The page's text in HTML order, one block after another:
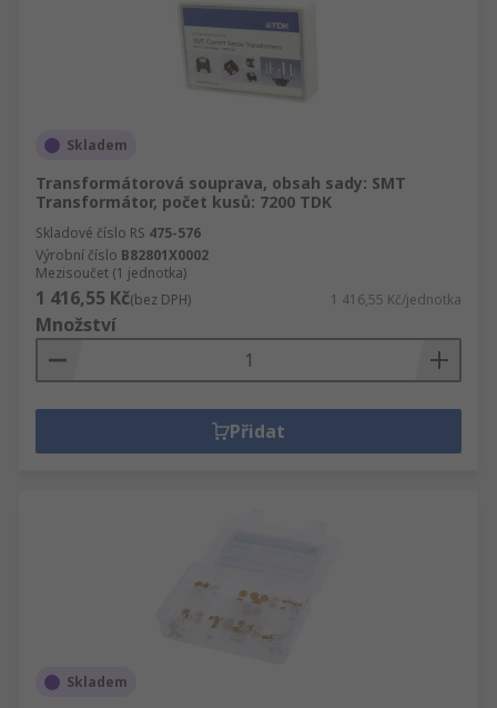
Skladem
Transformátorová souprava, obsah sady: SMT
Transformátor, počet kusů: 7200 TDK
Skladové číslo RS 475-576
Výrobní číslo B82801X0002
Mezisoučet (1 jednotka)
1 416,55 Kč(bez DPH) 1 416,55 Kč/jednotka
Množství
Přidat
Skladem